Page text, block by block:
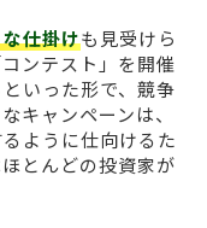
仕掛けも見受けら
ンテスト」を開催
いった形で、競争
キャンペーンは、
ように仕向けるた
とんどの投資家が